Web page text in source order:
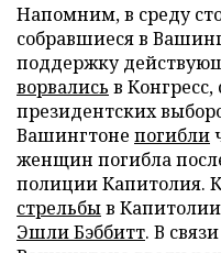
Напомним, в среду
собравшиеся в
поддержку
ворвались в Конгресс,
президентских
Вашингтоне погибли
женщин погибла
полиции Капитолия.
стрельбыв Капитолии
Эшли Бэббитт. В